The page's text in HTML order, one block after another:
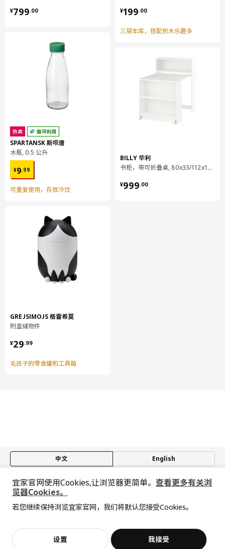
托架
安装杆/ 墙面挂条
镀锌钢, 环氧/聚酯粉末涂层
刨花板, 复合, 纸制贴膜, 塑料封边
组装说明和文件
货号
604.535.31
504.535.41
BOAXEL 博阿克塞 搁板
004.535.67
BOAXEL 博阿克塞 墙面挂条
设计师理念
钢在拉伸和成形过程中能够始终保持高强度，这是它与众不同的特
性之一。从摩天大楼、汽车到床架和户外家具，都有钢在起承重作
用。钢产业正在朝着节能化生产和提升钢材质量的方向发展。在回
收利用过程中，它的特性不受任何影响。如今，钢是世界上回收用
量最高的材料之一。
¥799.00
¥ 799.00
热卖 循环利用
SPARTANSK 斯坝唐
水瓶, 0.5 公升
¥9.99
¥ 9.99
可重复使用，存放冷饮
GREJSIMOJS 格雷希莫
附盖储物件
¥29.99
¥ 29.99
毛孩子的零食罐和工具箱
¥199.00
¥ 199.00
三层车库，搭配积木乐趣多
BILLY 毕利
书柜，带可折叠桌, 80x33/112x106 厘米
¥999.00
¥ 999.00
抱歉，该商品在所选地区暂时缺货。
客服
加入购物袋 立即购买
中文 English
© Inter IKEA Systems B.V. 1999-2026
隐私政策
上海工商 沪公网安备 31010402001069号
宜家AI购物助手算法 网信算备310104755117001240013号
宜家智能搜索生成合成算法 网信算备310104755117001250025号
Cookie设置
全屋设计服务
宜家官网使用Cookies,让浏览器更简单。 查看更多有关浏
览器Cookies。
若您继续保持浏览宜家官网，我们将默认您接受Cookies。
设置 我接受